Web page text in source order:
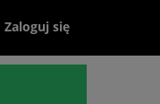
Zaloguj się